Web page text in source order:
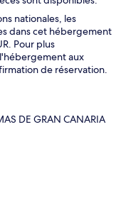
nationales, les
dans cet hébergement
Pour plus
aux
de réservation.
DE GRAN CANARIA